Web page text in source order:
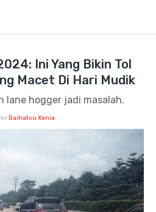
Ini Yang Bikin Tol
Macet Di Hari Mudik
lane hogger jadi masalah.
Daihatsu Xenia